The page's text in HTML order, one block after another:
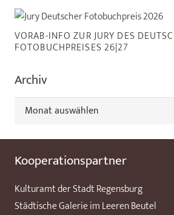
VORAB-INFO ZUR JURY DES
FOTOBUCHPREISES 26|27
Archiv
Archiv
Kooperationspartner
Kulturamt der Stadt Regensburg
Städtische Galerie im Leeren Beutel